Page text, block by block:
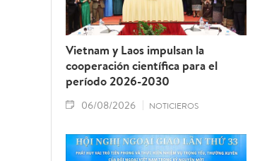
Vietnam y Laos impulsan la
cooperación científica para el
período 2026-2030
06/08/2026 NOTICIEROS